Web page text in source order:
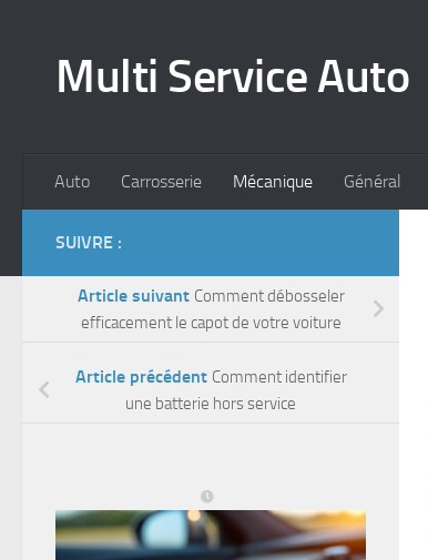
Multi Service Auto
Auto Carrosserie Mécanique Général
SUIVRE :
Article suivant Comment débosseler
efficacement le capot de votre voiture
Article précédent Comment identifier
une batterie hors service